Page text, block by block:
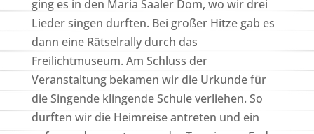
ging es in den Maria Saaler Dom, wo wir drei
Lieder singen durften. Bei großer Hitze gab es
dann eine Rätselrally durch das
Freilichtmuseum. Am Schluss der
Veranstaltung bekamen wir die Urkunde für
die Singende klingende Schule verliehen. So
durften wir die Heimreise antreten und ein